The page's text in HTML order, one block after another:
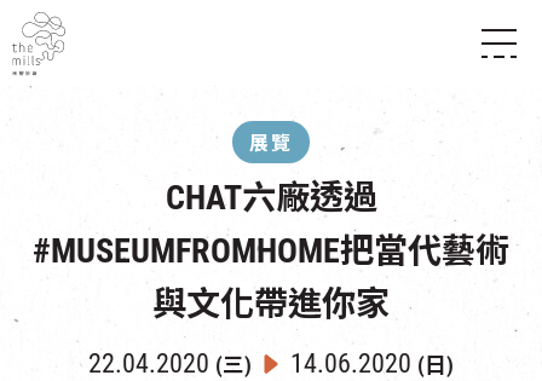
餐飲
所有活動
導賞團
景點
活化與保育
走進南豐紗廠
展覽
CHAT六廠透過
#MUSEUMFROMHOME把當代藝術
與文化帶進你家
22.04.2020 (三) 14.06.2020 (日)